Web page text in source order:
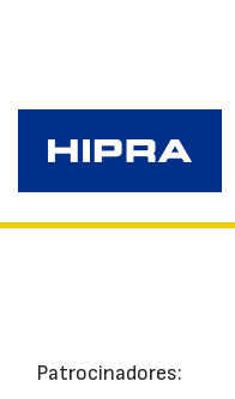
Patrocinadores: